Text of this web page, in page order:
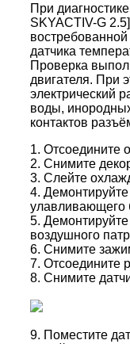
При
SKYACTIV-G
датчика
Проверка
двигателя. При
электрический
воды,
контактов
1. Отсоедините
2. Снимите
3. Слейте
4.
улавливающего
5.
воздушного
6. Снимите
7. Отсоедините
8. Снимите
9. Поместите